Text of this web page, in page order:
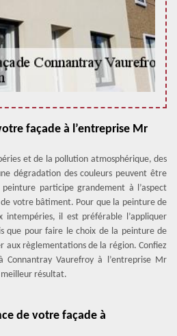
façade à l’entreprise Mr
et de la pollution atmosphérique, des
dégradation des couleurs peuvent être
participe grandement à l’aspect
votre bâtiment. Pour que la peinture de
intempéries, il est préférable l’appliquer
que pour faire le choix de la peinture de
aux règlementations de la région. Confiez
Vaurefroy à l’entreprise Mr
résultat.
de votre façade à